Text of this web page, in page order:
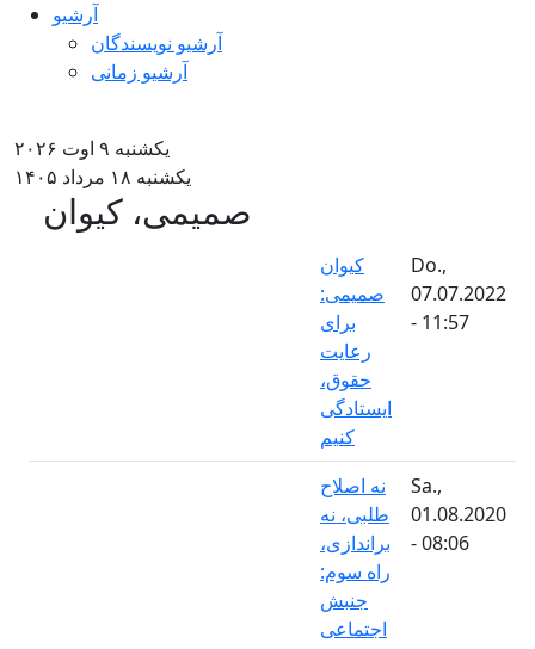
آرشیو
آرشیو نویسندگان
آرشیو زمانی
یکشنبه ۹ اوت ۲۰۲۶
یکشنبه ۱۸ مرداد ۱۴۰۵
صمیمی، کیوان
کیوان
صمیمی:
برای
رعایت
حقوق،
ایستادگی
کنیم
Do.,
07.07.2022
- 11:57
نه اصلاح
طلبی، نه
براندازی،
راه سوم:
جنبش
اجتماعی
Sa.,
01.08.2020
- 08:06